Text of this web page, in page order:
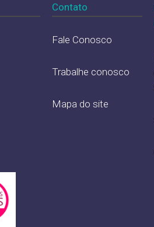
Contato
Fale Conosco
Trabalhe conosco
Mapa do site